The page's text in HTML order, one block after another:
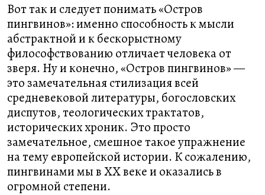
Вот так и следует понимать «Остров
пингвинов»: именно способность к мысли
абстрактной и к бескорыстному
философствованию отличает человека от
зверя. Ну и конечно, «Остров пингвинов» —
это замечательная стилизация всей
средневековой литературы, богословских
диспутов, теологических трактатов,
исторических хроник. Это просто
замечательное, смешное такое упражнение
на тему европейской истории. К сожалению,
пингвинами мы в XX веке и оказались в
огромной степени.